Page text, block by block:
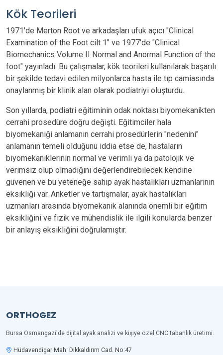
Kök Teorileri
1971'de Merton Root ve arkadaşları ufuk açıcı "Clinical
Examination of the Foot cilt 1" ve 1977'de "Clinical
Biomechanics Volume II Normal and Anormal Function of the
foot" yayınladı. Bu çalışmalar, kök teorileri kullanılarak başarılı
bir şekilde tedavi edilen milyonlarca hasta ile tıp camiasında
onaylanmış bir klinik alan olarak podiatriyi oluşturdu.
Son yıllarda, podiatri eğitiminin odak noktası biyomekanikten
cerrahi prosedüre doğru değişti. Eğitimciler hala
biyomekaniği anlamanın cerrahi prosedürlerin "nedenini"
anlamanın temeli olduğunu iddia etse de, hastaların
biyomekaniklerinin normal ve verimli ya da patolojik ve
verimsiz olup olmadığını değerlendirebilecek kendine
güvenen ve bu yeteneğe sahip ayak hastalıkları uzmanlarının
eksikliği var. Anketler ve tartışmalar, ayak hastalıkları
uzmanları arasında biyomekanik alanında önemli bir eğitim
eksikliğini ve fizik ve mühendislik ile ilgili konularda benzer
bir anlayış eksikliğini doğrulamıştır.
ORTHOGEZ
Bursa Osmangazi'de dijital ayak analizi ve kişiye özel CNC tabanlık üretimi.
Hüdavendigar Mah. Dikkaldırım Cad. No:47